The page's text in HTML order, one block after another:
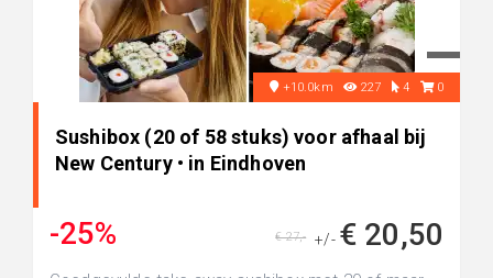
+10.0km 227 4 0
Sushibox (20 of 58 stuks) voor afhaal bij
New Century • in Eindhoven
-25% +/- € 20,50
€ 27,-